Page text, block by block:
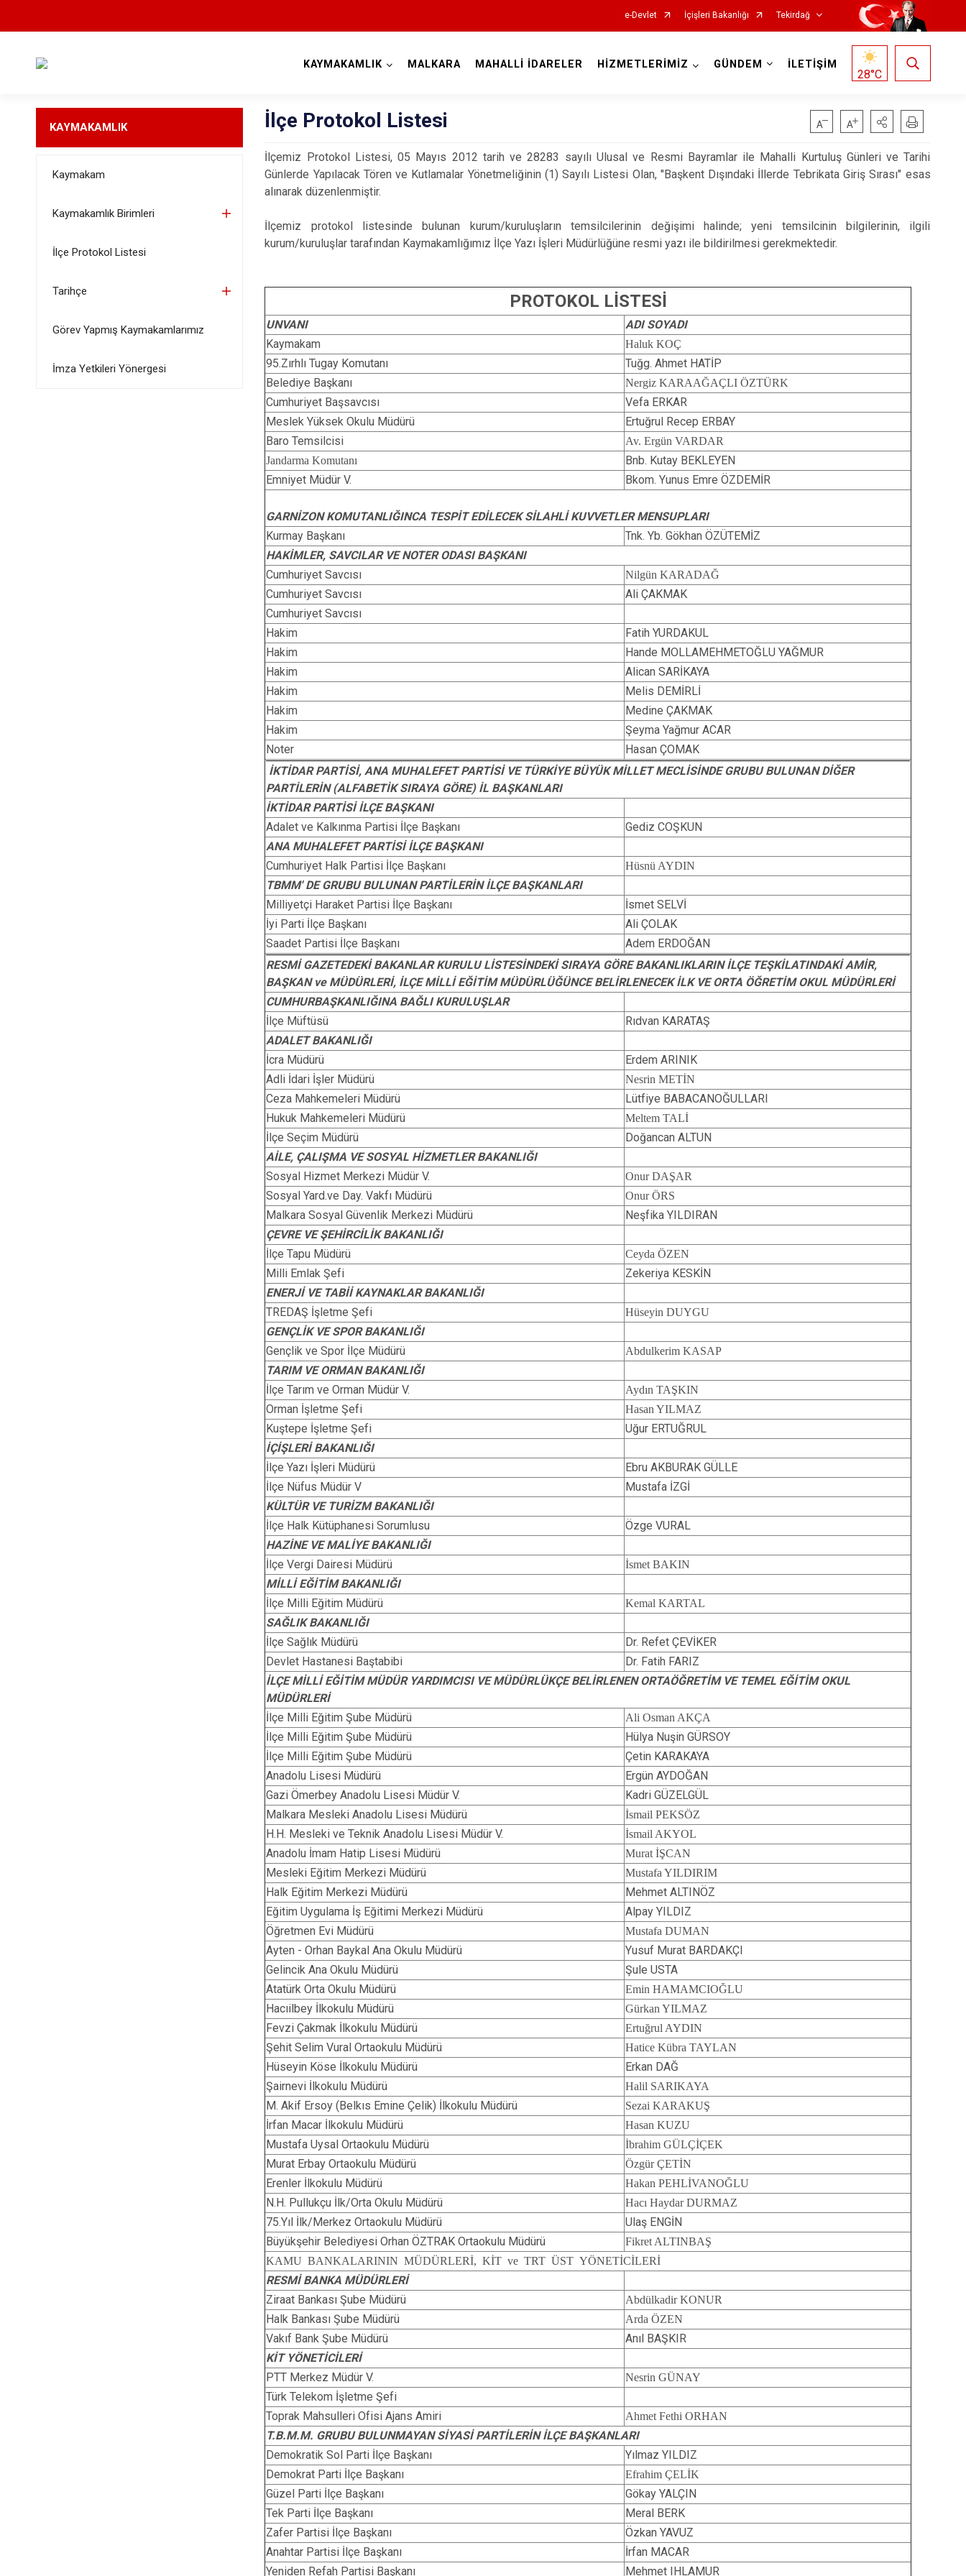
e-Devlet İçişleri Bakanlığı Tekirdağ
Çerkezköy
Hayrabolu
Malkara
Marmaraereğlisi
Saray
Süleymanpaşa
Ergene
Kapaklı
KAYMAKAMLIK MALKARA MAHALLİ İDARELER HİZMETLERİMİZ GÜNDEM İLETİŞİM
28°C
KAYMAKAMLIK
Kaymakam
Kaymakamlık Birimleri
İlçe Protokol Listesi
Tarihçe
Görev Yapmış Kaymakamlarımız
İmza Yetkileri Yönergesi
İlçe Protokol Listesi
İlçemiz Protokol Listesi, 05 Mayıs 2012 tarih ve 28283 sayılı Ulusal ve Resmi Bayramlar ile Mahalli Kurtuluş Günleri ve Tarihi
Günlerde Yapılacak Tören ve Kutlamalar Yönetmeliğinin (1) Sayılı Listesi Olan, "Başkent Dışındaki İllerde Tebrikata Giriş Sırası" esas
alınarak düzenlenmiştir.
İlçemiz protokol listesinde bulunan kurum/kuruluşların temsilcilerinin değişimi halinde; yeni temsilcinin bilgilerinin, ilgili
kurum/kuruluşlar tarafından Kaymakamlığımız İlçe Yazı İşleri Müdürlüğüne resmi yazı ile bildirilmesi gerekmektedir.
PROTOKOL LİSTESİ
UNVANI
ADI SOYADI
Kaymakam
Haluk KOÇ
95.Zırhlı Tugay Komutanı
Tuğg. Ahmet HATİP
Belediye Başkanı
Nergiz KARAAĞAÇLI ÖZTÜRK
Cumhuriyet Başsavcısı
Vefa ERKAR
Meslek Yüksek Okulu Müdürü
Ertuğrul Recep ERBAY
Baro Temsilcisi
Av. Ergün VARDAR
Jandarma Komutanı
Bnb. Kutay BEKLEYEN
Emniyet Müdür V.
Bkom. Yunus Emre ÖZDEMİR
GARNİZON KOMUTANLIĞINCA TESPİT EDİLECEK SİLAHLİ KUVVETLER MENSUPLARI
Kurmay Başkanı
Tnk. Yb. Gökhan ÖZÜTEMİZ
HAKİMLER, SAVCILAR VE NOTER ODASI BAŞKANI
Cumhuriyet Savcısı
Nilgün KARADAĞ
Cumhuriyet Savcısı
Ali ÇAKMAK
Cumhuriyet Savcısı
Hakim
Fatih YURDAKUL
Hakim
Hande MOLLAMEHMETOĞLU YAĞMUR
Hakim
Alican SARİKAYA
Hakim
Melis DEMİRLİ
Hakim
Medine ÇAKMAK
Hakim
Şeyma Yağmur ACAR
Noter
Hasan ÇOMAK
İKTİDAR PARTİSİ, ANA MUHALEFET PARTİSİ VE TÜRKİYE BÜYÜK MİLLET MECLİSİNDE GRUBU BULUNAN DİĞER
PARTİLERİN (ALFABETİK SIRAYA GÖRE) İL BAŞKANLARI
İKTİDAR PARTİSİ İLÇE BAŞKANI
Adalet ve Kalkınma Partisi İlçe Başkanı
Gediz COŞKUN
ANA MUHALEFET PARTİSİ İLÇE BAŞKANI
Cumhuriyet Halk Partisi İlçe Başkanı
Hüsnü AYDIN
TBMM' DE GRUBU BULUNAN PARTİLERİN İLÇE BAŞKANLARI
Milliyetçi Haraket Partisi İlçe Başkanı
İsmet SELVİ
İyi Parti İlçe Başkanı
Ali ÇOLAK
Saadet Partisi İlçe Başkanı
Adem ERDOĞAN
RESMİ GAZETEDEKİ BAKANLAR KURULU LİSTESİNDEKİ SIRAYA GÖRE BAKANLIKLARIN İLÇE TEŞKİLATINDAKİ AMİR,
BAŞKAN ve MÜDÜRLERİ, İLÇE MİLLİ EĞİTİM MÜDÜRLÜĞÜNCE BELİRLENECEK İLK VE ORTA ÖĞRETİM OKUL MÜDÜRLERİ
CUMHURBAŞKANLIĞINA BAĞLI KURULUŞLAR
İlçe Müftüsü
Rıdvan KARATAŞ
ADALET BAKANLIĞI
İcra Müdürü
Erdem ARINIK
Adli İdari İşler Müdürü
Nesrin METİN
Ceza Mahkemeleri Müdürü
Lütfiye BABACANOĞULLARI
Hukuk Mahkemeleri Müdürü
Meltem TALİ
İlçe Seçim Müdürü
Doğancan ALTUN
AİLE, ÇALIŞMA VE SOSYAL HİZMETLER BAKANLIĞI
Sosyal Hizmet Merkezi Müdür V.
Onur DAŞAR
Sosyal Yard.ve Day. Vakfı Müdürü Onur ÖRS
Malkara Sosyal Güvenlik Merkezi Müdürü
Neşfika YILDIRAN
ÇEVRE VE ŞEHİRCİLİK BAKANLIĞI
İlçe Tapu Müdürü
Ceyda ÖZEN
Milli Emlak Şefi
Zekeriya KESKİN
ENERJİ VE TABİİ KAYNAKLAR BAKANLIĞI
TREDAŞ İşletme Şefi
Hüseyin DUYGU
GENÇLİK VE SPOR BAKANLIĞI
Gençlik ve Spor İlçe Müdürü
Abdulkerim KASAP
TARIM VE ORMAN BAKANLIĞI
İlçe Tarım ve Orman Müdür V.
Aydın TAŞKIN
Orman İşletme Şefi Hasan YILMAZ
Kuştepe İşletme Şefi
Uğur ERTUĞRUL
İÇİŞLERİ BAKANLIĞI
İlçe Yazı İşleri Müdürü
Ebru AKBURAK GÜLLE
İlçe Nüfus Müdür V
Mustafa İZGİ
KÜLTÜR VE TURİZM BAKANLIĞI
İlçe Halk Kütüphanesi Sorumlusu
Özge VURAL
HAZİNE VE MALİYE BAKANLIĞI
İlçe Vergi Dairesi Mü​dürü
İsmet BAKIN
MİLLİ EĞİTİM BAKANLIĞI
İlçe Milli Eğitim Müdürü
Kemal KARTAL
SAĞLIK BAKANLIĞI
İlçe Sağlık Müdürü
Dr. Refet ÇEVİKER
Devlet Hastanesi Baştabibi
Dr. Fatih FARIZ
İLÇE MİLLİ EĞİTİM MÜDÜR YARDIMCISI VE MÜDÜRLÜKÇE BELİRLENEN ORTAÖĞRETİM VE TEMEL EĞİTİM OKUL
MÜDÜRLERİ
İlçe Milli Eğitim Şube Müdürü
Ali Osman AKÇA
İlçe Milli Eğitim Şube Müdürü
Hülya Nuşin GÜRSOY
İlçe Milli Eğitim Şube Müdürü
Çetin KARAKAYA
Anadolu Lisesi Müdürü
Ergün AYDOĞAN
Gazi Ömerbey Anadolu Lisesi Müdür V.
Kadri GÜZELGÜL
Malkara Mesleki Anadolu Lisesi Müdürü
İsmail PEKSÖZ
H.H. Mesleki ve Teknik Anadolu Lisesi Müdür V. İsmail AKYOL
Anadolu İmam Hatip Lisesi Müdürü Murat İŞCAN
Mesleki Eğitim Merkezi M​üdürü Mustafa YILDIRIM
Halk Eğitim Merkezi Müdürü
Mehmet ALTINÖZ
Eğitim Uygulama İş Eğitimi Merkezi Müdürü
Alpay YILDIZ
Öğretmen Evi Müdürü
Mustafa DUMAN
Ayten - Orhan Baykal Ana Okulu Müdürü
Yusuf Murat BARDAKÇI
Gelincik Ana Okulu Müdürü
Şule USTA
Atatürk Orta Okulu Müdürü
Emin HAMAMCIOĞLU
Hacıilbey İlkokulu Müdürü Gürkan YILMAZ
Fevzi Çakmak İlkokulu Müdürü Ertuğrul AYDIN
Şehit Selim Vural Ortaokulu Müdürü Hatice Kübra TAYLAN
Hüseyin Köse İlkokulu Müdürü
Erkan DAĞ
Şairnevi İlkokulu Müdürü
Halil SARIKAYA
M. Akif Ersoy (Belkıs Emine Çelik) İlkokulu Müdürü Sezai KARAKUŞ
İrfan Macar İlkokulu Müdürü Hasan KUZU
Mustafa Uysal Ortaokulu Müdürü İbrahim GÜLÇİÇEK
Murat Erbay Ortaokulu Müdürü Özgür ÇETİN
Erenler İlkokulu Müdürü Hakan PEHLİVANOĞLU
N.H. Pullukçu İlk/Orta Okulu Müdürü Hacı Haydar DURMAZ
75.Yıl İlk/Merkez Ortaokulu Müdürü
Ulaş ENGİN
Büyükşehir Belediyesi Orhan ÖZTRAK Ortaokulu Müdürü
Fikret ALTINBAŞ
KAMU BANKALARININ MÜDÜRLERİ, KİT ve TRT ÜST YÖNETİCİLERİ
RESMİ BANKA MÜDÜRLERİ
Ziraat Bankası Şube Müdürü
Abdülkadir KONUR
Halk Bankası Şube Müdürü Arda ÖZEN
Vakıf Bank Şube Müdürü
Anıl BAŞKIR
KİT YÖNETİCİLERİ
PTT Merkez Müdür V.
Nesrin GÜNAY
Türk Telekom İşletme Şefi
Toprak Mahsulleri Ofisi Ajans Amiri
Ahmet Fethi ORHAN
T.B.M.M. GRUBU BULUNMAYAN SİYASİ PARTİLERİN İLÇE BAŞKANLARI
Demokratik Sol Parti İlçe Başkanı
Yılmaz YILDIZ
Demokrat Parti İlçe Başkanı
Efrahim ÇELİK
Güzel Parti İlçe Başkanı
Gökay YALÇIN
Tek Parti İlçe Başkanı
Meral BERK
Zafer Partisi İlçe Başkanı
Özkan YAVUZ
Anahtar Partisi İlçe Başkanı
İrfan MACAR
Yeniden Refah Partisi Başkanı
Mehmet IHLAMUR